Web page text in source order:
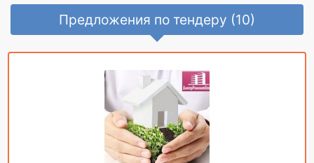
Предложения по тендеру (10)